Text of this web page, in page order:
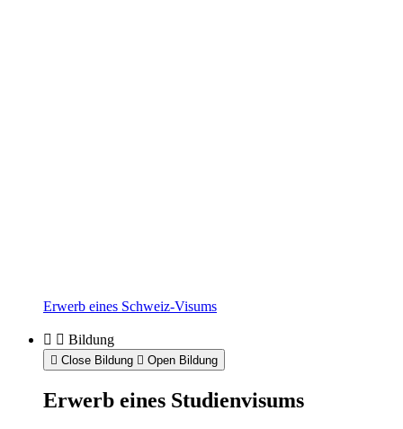
Erwerb eines Schweiz-Visums
Bildung
Close Bildung Open Bildung
Erwerb eines Studienvisums